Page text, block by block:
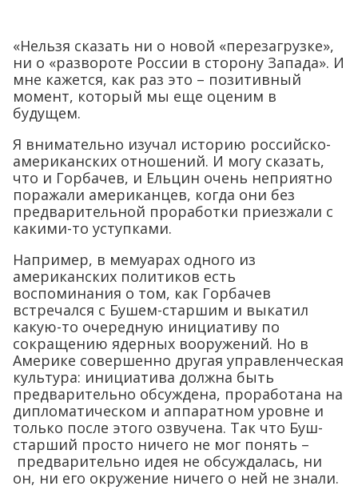
«Нельзя сказать ни о новой «перезагрузке»,
ни о «развороте России в сторону Запада». И
мне кажется, как раз это – позитивный
момент, который мы еще оценим в
будущем.
Я внимательно изучал историю российско-
американских отношений. И могу сказать,
что и Горбачев, и Ельцин очень неприятно
поражали американцев, когда они без
предварительной проработки приезжали с
какими-то уступками.
Например, в мемуарах одного из
американских политиков есть
воспоминания о том, как Горбачев
встречался с Бушем-старшим и выкатил
какую-то очередную инициативу по
сокращению ядерных вооружений. Но в
Америке совершенно другая управленческая
культура: инициатива должна быть
предварительно обсуждена, проработана на
дипломатическом и аппаратном уровне и
только после этого озвучена. Так что Буш-
старший просто ничего не мог понять –
предварительно идея не обсуждалась, ни
он, ни его окружение ничего о ней не знали.